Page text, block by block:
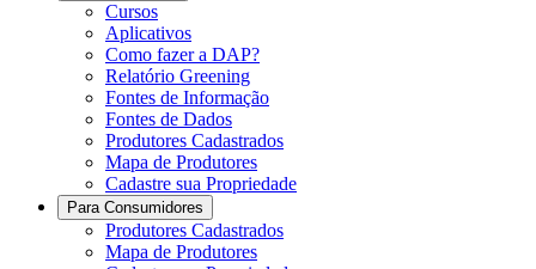
Cursos
Aplicativos
Como fazer a DAP?
Relatório Greening
Fontes de Informação
Fontes de Dados
Produtores Cadastrados
Mapa de Produtores
Cadastre sua Propriedade
Para Consumidores
Produtores Cadastrados
Mapa de Produtores